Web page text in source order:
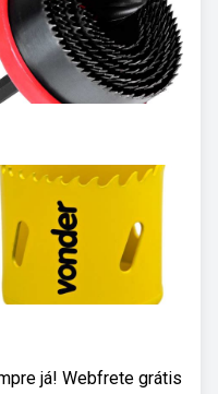
já! Webfrete grátis